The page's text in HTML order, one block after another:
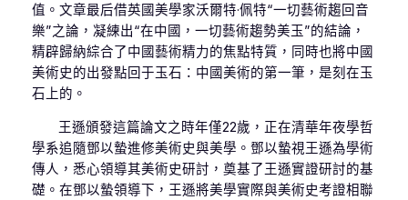
值。文章最后借英國美學家沃爾特·佩特“一切藝術趨回音
樂”之論，凝練出“在中國，一切藝術趨勢美玉”的結論，
精辟歸納綜合了中國藝術精力的焦點特質，同時也將中國
美術史的出發點回于玉石：中國美術的第一筆，是刻在玉
石上的。
王遜頒發這篇論文之時年僅22歲，正在清華年夜學哲
學系追隨鄧以蟄進修美術史與美學。鄧以蟄視王遜為學術
傳人，悉心領導其美術史研討，奠基了王遜實證研討的基
礎。在鄧以蟄領導下，王遜將美學實際與美術史考證相聯